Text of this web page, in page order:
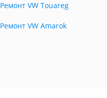
Ремонт VW Touareg
Ремонт VW Amarok